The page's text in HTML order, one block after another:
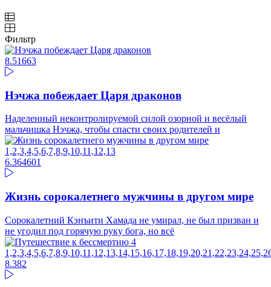
Фильтр
8.51663
Нэчжа побеждает Царя драконов
Наделенный неконтролируемой силой озорной и весёлый
мальчишка Нэчжа, чтобы спасти своих родителей и
1,2,3,4,5,6,7,8,9,10,11,12,13
6.364601
Жизнь сорокалетнего мужчины в другом мире
Сорокалетний Кэнъити Хамада не умирал, не был призван и
не угодил под горячую руку бога, но всё
8.382